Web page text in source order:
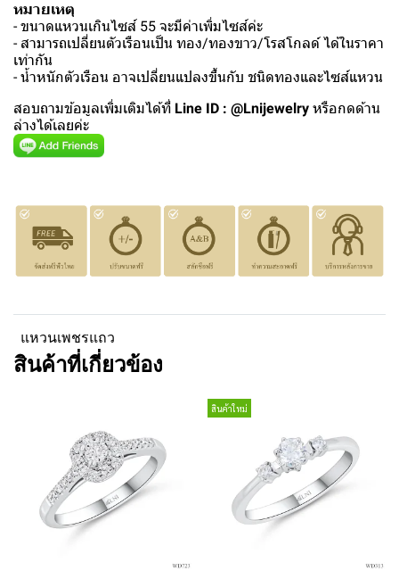
หมายเหตุ
- ขนาดแหวนเกินไซส์ 55 จะมีค่าเพิ่มไซส์ค่ะ
- สามารถเปลี่ยนตัวเรือนเป็น ทอง/ทองขาว/โรสโกลด์ ได้ในราคา
เท่ากัน
- น้ำหนักตัวเรือน อาจเปลี่ยนแปลงขึ้นกับ ชนิดทองและไซส์แหวน
สอบถามข้อมูลเพิ่มเติมได้ที่ Line ID : @Lnijewelry หรือกดด้าน
ล่างได้เลยค่ะ
แหวนเพชรแถว
สินค้าที่เกี่ยวข้อง
สินค้าใหม่